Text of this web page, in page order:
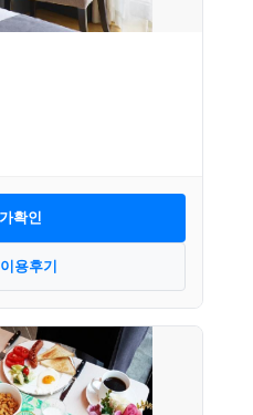
확인
용후기